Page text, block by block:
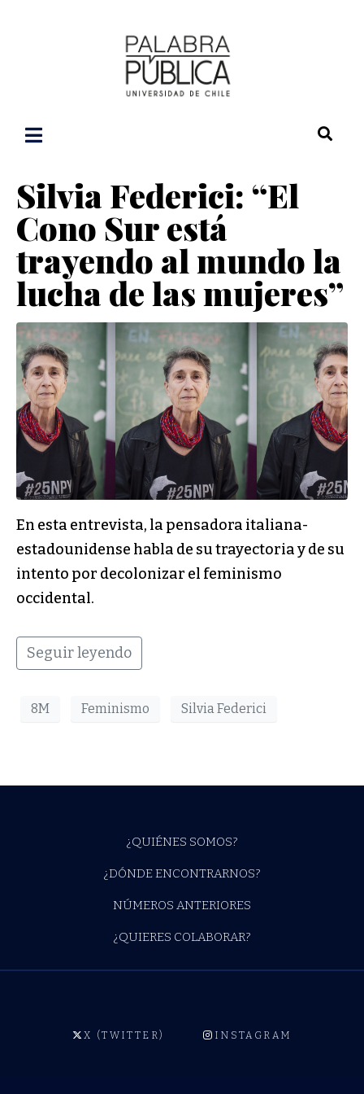
Silvia Federici: “El
Cono Sur está
trayendo al mundo la
lucha de las mujeres”
En esta entrevista, la pensadora italiana-
estadounidense habla de su trayectoria y de su
intento por decolonizar el feminismo
occidental.
Seguir leyendo
8M Feminismo Silvia Federici
¿QUIÉNES SOMOS?
¿DÓNDE ENCONTRARNOS?
NÚMEROS ANTERIORES
¿QUIERES COLABORAR?
X (TWITTER) INSTAGRAM